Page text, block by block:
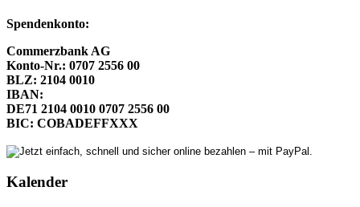
Spendenkonto:
Commerzbank AG
Konto-Nr.: 0707 2556 00
BLZ: 2104 0010
IBAN:
DE71 2104 0010 0707 2556 00
BIC: COBADEFFXXX
Kalender